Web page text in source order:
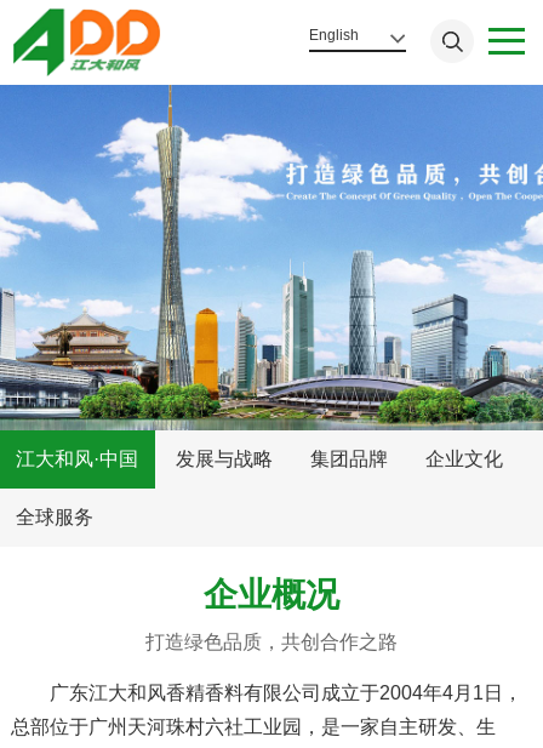
English
江大和风·中国 发展与战略 集团品牌 企业文化
全球服务
企业概况
打造绿色品质，共创合作之路
广东江大和风香精香料有限公司成立于2004年4月1日，
总部位于广州天河珠村六社工业园，是一家自主研发、生